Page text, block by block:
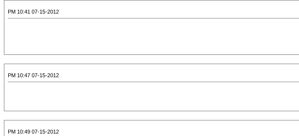
07-15-2012 10:41 PM
07-15-2012 10:47 PM
07-15-2012 10:49 PM